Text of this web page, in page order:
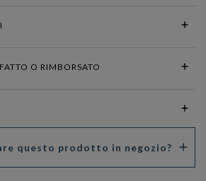
O RIMBORSATO
questo prodotto in negozio?